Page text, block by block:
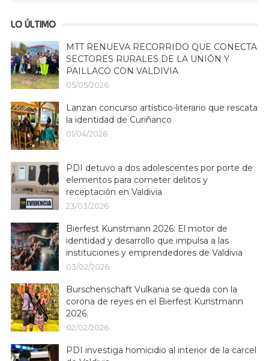
LO ÚLTIMO
MTT RENUEVA RECORRIDO QUE CONECTA
SECTORES RURALES DE LA UNIÓN Y
PAILLACO CON VALDIVIA
05/05/2026
Lanzan concurso artístico-literario que rescata
la identidad de Curiñanco
01/04/2026
PDI detuvo a dos adolescentes por porte de
elementos para cometer delitos y
receptación en Valdivia
23/03/2026
Bierfest Kunstmann 2026: El motor de
identidad y desarrollo que impulsa a las
instituciones y emprendedores de Valdivia
03/02/2026
Burschenschaft Vulkania se queda con la
corona de reyes en el Bierfest Kunstmann
2026.
02/02/2026
PDI investiga homicidio al interior de la carcel